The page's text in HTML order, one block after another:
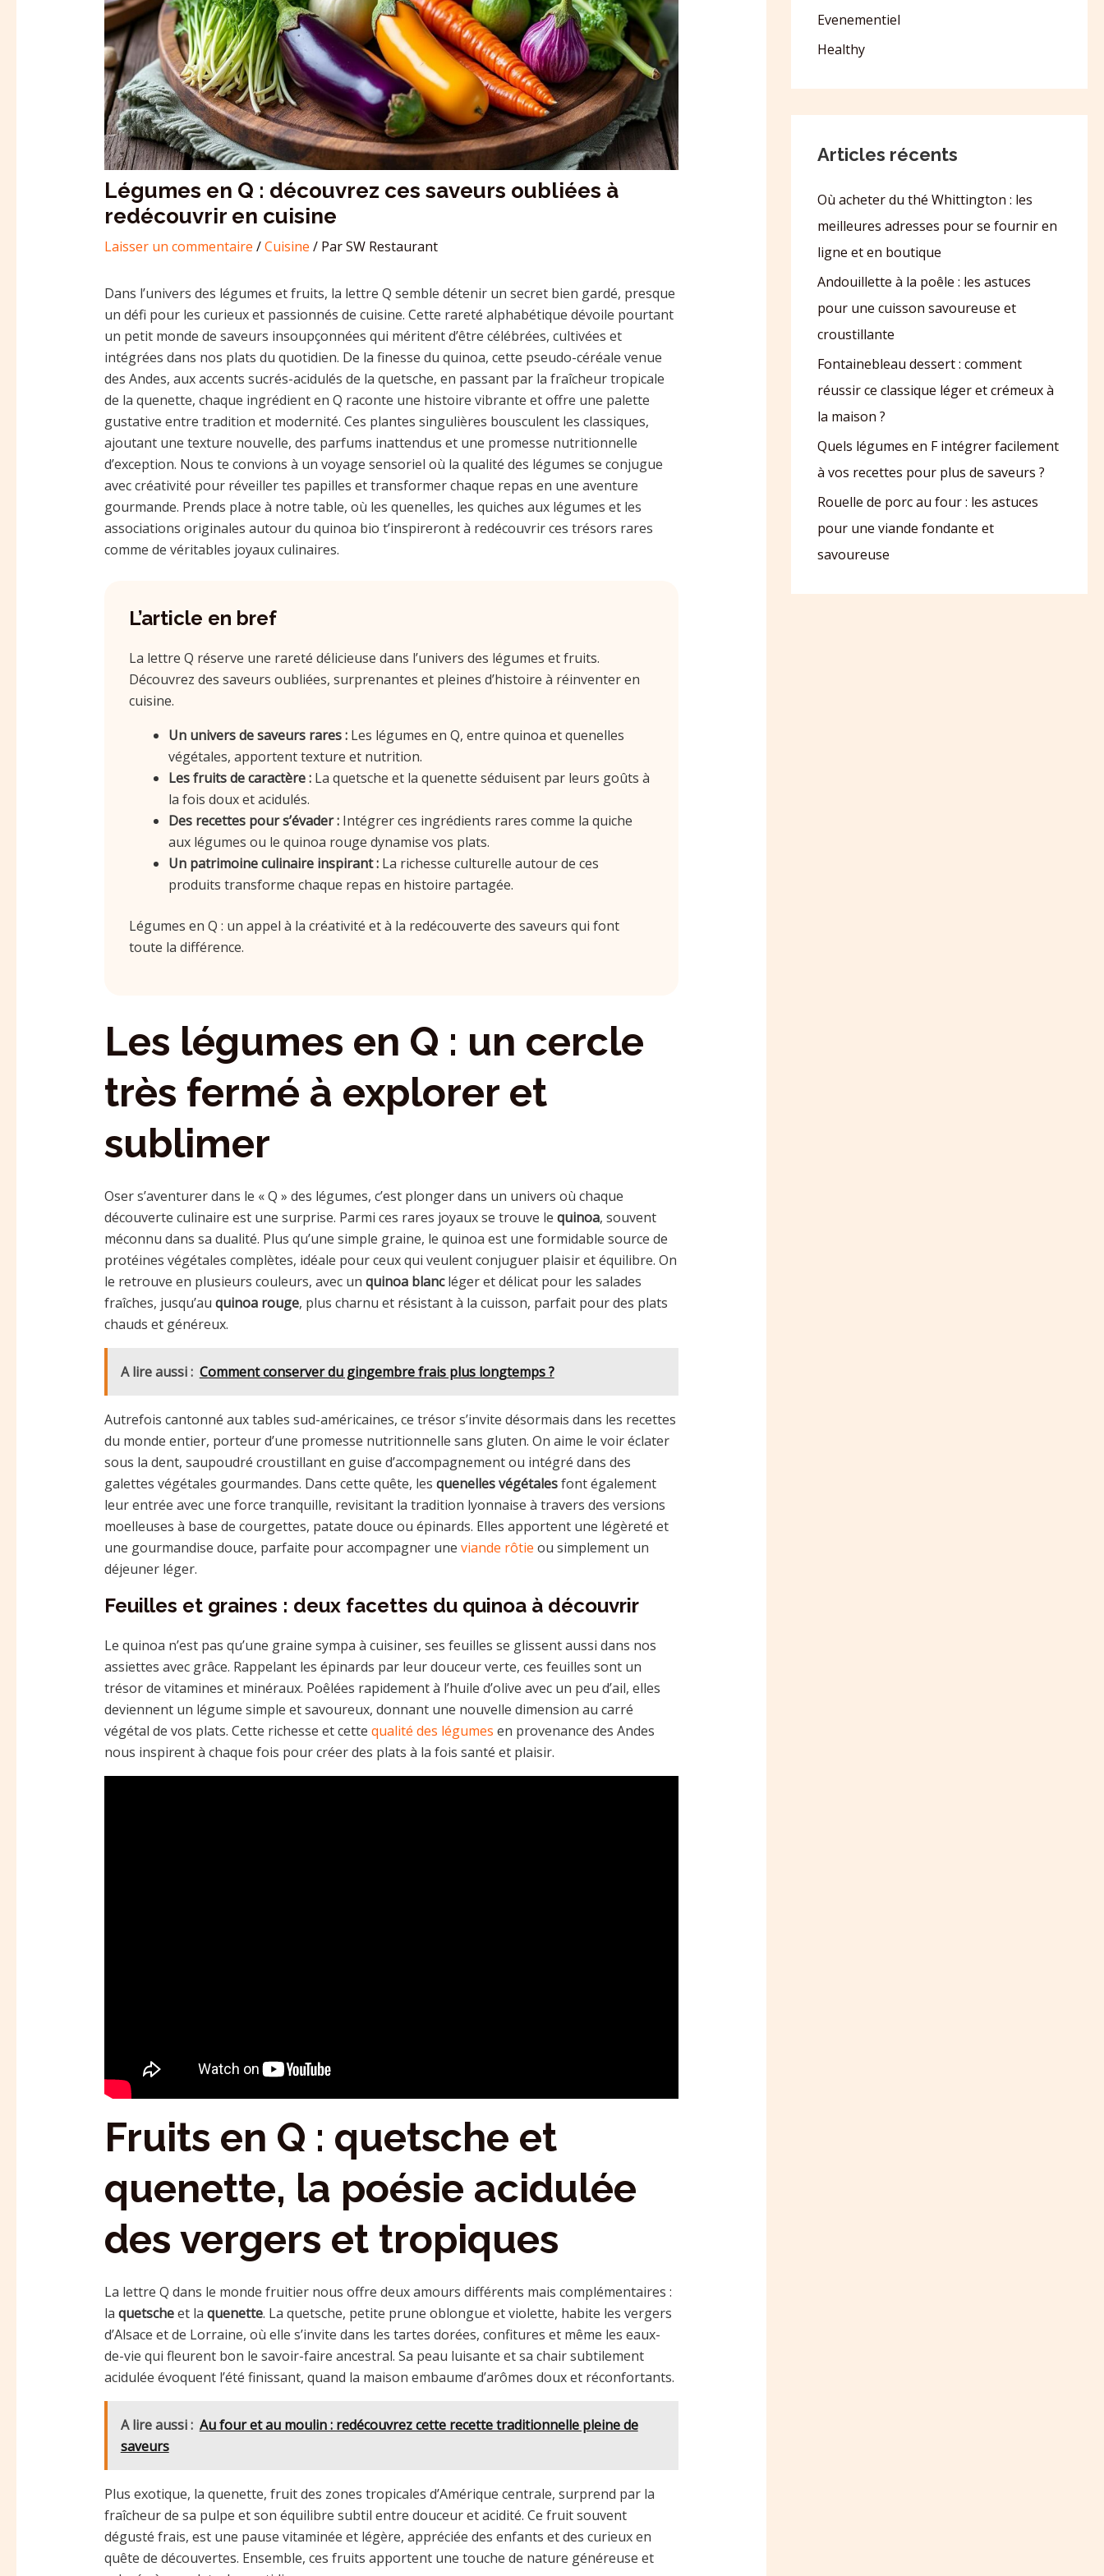
Légumes en Q : découvrez ces saveurs oubliées à
redécouvrir en cuisine
Laisser un commentaire /Cuisine / ParSW Restaurant
Dans l’univers des légumes et fruits, la lettre Q semble détenir un secret bien gardé, presque
un défi pour les curieux et passionnés de cuisine. Cette rareté alphabétique dévoile pourtant
un petit monde de saveurs insoupçonnées qui méritent d’être célébrées, cultivées et
intégrées dans nos plats du quotidien. De la finesse du quinoa, cette pseudo-céréale venue
des Andes, aux accents sucrés-acidulés de la quetsche, en passant par la fraîcheur tropicale
de la quenette, chaque ingrédient en Q raconte une histoire vibrante et offre une palette
gustative entre tradition et modernité. Ces plantes singulières bousculent les classiques,
ajoutant une texture nouvelle, des parfums inattendus et une promesse nutritionnelle
d’exception. Nous te convions à un voyage sensoriel où la qualité des légumes se conjugue
avec créativité pour réveiller tes papilles et transformer chaque repas en une aventure
gourmande. Prends place à notre table, où les quenelles, les quiches aux légumes et les
associations originales autour du quinoa bio t’inspireront à redécouvrir ces trésors rares
comme de véritables joyaux culinaires.
L’article en bref
La lettre Q réserve une rareté délicieuse dans l’univers des légumes et fruits.
Découvrez des saveurs oubliées, surprenantes et pleines d’histoire à réinventer en
cuisine.
Un univers de saveurs rares :Les légumes en Q, entre quinoa et quenelles
végétales, apportent texture et nutrition.
Les fruits de caractère :La quetsche et la quenette séduisent par leurs goûts à
la fois doux et acidulés.
Des recettes pour s’évader :Intégrer ces ingrédients rares comme la quiche
aux légumes ou le quinoa rouge dynamise vos plats.
Un patrimoine culinaire inspirant :La richesse culturelle autour de ces
produits transforme chaque repas en histoire partagée.
Légumes en Q : un appel à la créativité et à la redécouverte des saveurs qui font
toute la différence.
Les légumes en Q : un cercle
très fermé à explorer et
sublimer
Oser s’aventurer dans le « Q » des légumes, c’est plonger dans un univers où chaque
découverte culinaire est une surprise. Parmi ces rares joyaux se trouve le quinoa, souvent
méconnu dans sa dualité. Plus qu’une simple graine, le quinoa est une formidable source de
protéines végétales complètes, idéale pour ceux qui veulent conjuguer plaisir et équilibre. On
le retrouve en plusieurs couleurs, avec un quinoa blancléger et délicat pour les salades
fraîches, jusqu’au quinoa rouge, plus charnu et résistant à la cuisson, parfait pour des plats
chauds et généreux.
A lire aussi : Comment conserver du gingembre frais plus longtemps ?
Autrefois cantonné aux tables sud-américaines, ce trésor s’invite désormais dans les recettes
du monde entier, porteur d’une promesse nutritionnelle sans gluten. On aime le voir éclater
sous la dent, saupoudré croustillant en guise d’accompagnement ou intégré dans des
galettes végétales gourmandes. Dans cette quête, les quenelles végétalesfont également
leur entrée avec une force tranquille, revisitant la tradition lyonnaise à travers des versions
moelleuses à base de courgettes, patate douce ou épinards. Elles apportent une légèreté et
une gourmandise douce, parfaite pour accompagner une viande rôtie ou simplement un
déjeuner léger.
Feuilles et graines : deux facettes du quinoa à découvrir
Le quinoa n’est pas qu’une graine sympa à cuisiner, ses feuilles se glissent aussi dans nos
assiettes avec grâce. Rappelant les épinards par leur douceur verte, ces feuilles sont un
trésor de vitamines et minéraux. Poêlées rapidement à l’huile d’olive avec un peu d’ail, elles
deviennent un légume simple et savoureux, donnant une nouvelle dimension au carré
végétal de vos plats. Cette richesse et cette qualité des légumes en provenance des Andes
nous inspirent à chaque fois pour créer des plats à la fois santé et plaisir.
Fruits en Q : quetsche et
quenette, la poésie acidulée
des vergers et tropiques
La lettre Q dans le monde fruitier nous offre deux amours différents mais complémentaires :
la quetscheet la quenette. La quetsche, petite prune oblongue et violette, habite les vergers
d’Alsace et de Lorraine, où elle s’invite dans les tartes dorées, confitures et même les eaux-
de-vie qui fleurent bon le savoir-faire ancestral. Sa peau luisante et sa chair subtilement
acidulée évoquent l’été finissant, quand la maison embaume d’arômes doux et réconfortants.
A lire aussi : Au four et au moulin : redécouvrez cette recette traditionnelle pleine de
saveurs
Plus exotique, la quenette, fruit des zones tropicales d’Amérique centrale, surprend par la
fraîcheur de sa pulpe et son équilibre subtil entre douceur et acidité. Ce fruit souvent
dégusté frais, est une pause vitaminée et légère, appréciée des enfants et des curieux en
quête de découvertes. Ensemble, ces fruits apportent une touche de nature généreuse et
Evenementiel
Healthy
Articles récents
Où acheter du thé Whittington : les
meilleures adresses pour se fournir en
ligne et en boutique
Andouillette à la poêle : les astuces
pour une cuisson savoureuse et
croustillante
Fontainebleau dessert : comment
réussir ce classique léger et crémeux à
la maison ?
Quels légumes en F intégrer facilement
à vos recettes pour plus de saveurs ?
Rouelle de porc au four : les astuces
pour une viande fondante et
savoureuse